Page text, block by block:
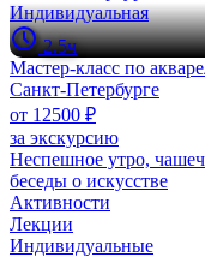
Индивидуальная
2.5ч
Мастер-класс по
Санкт-Петербурге
от 12500 ₽
за экскурсию
Неспешное утро,
беседы о искусстве
Активности
Лекции
Индивидуальные